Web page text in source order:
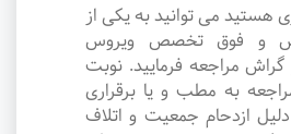
هستید می توانید به یکی از
و فوق تخصص ویروس
مراجعه فرمایید. نوبت
به مطب و یا برقراری
ازدحام جمعیت و اتلاف